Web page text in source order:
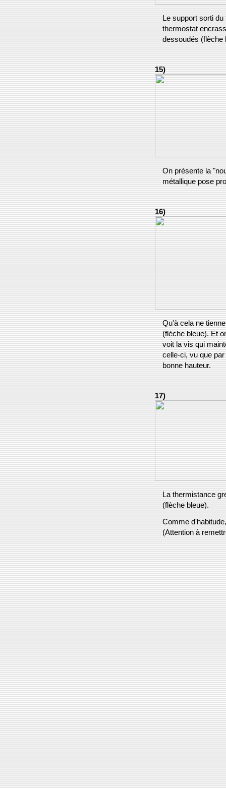
Le support sorti
thermostat
dessoudés (flèche
15)
On présente la
métallique pose
16)
Qu'à cela ne
(flèche bleue). Et
voit la vis qui
celle-ci, vu que
bonne hauteur.
17)
La thermistance
(flèche bleue).
Comme
(Attention à